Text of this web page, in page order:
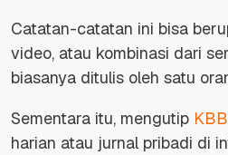
Catatan-catatan ini bisa
video, atau kombinasi dari
biasanya ditulis oleh satu
Sementara itu, mengutip
harian atau jurnal pribadi di